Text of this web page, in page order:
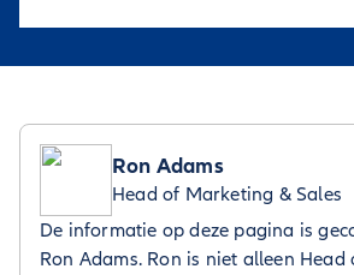
Ron Adams
Head of Marketing & Sales
De informatie op deze pagina is
Ron Adams. Ron is niet alleen